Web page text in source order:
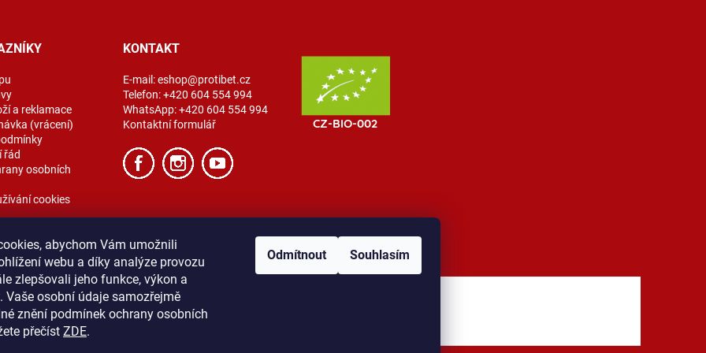
abychom Vám umožnili
webu a díky analýze provozu
zlepšovali jeho funkce, výkon a
Vaše osobní údaje samozřejmě
znění podmínek ochrany osobních
přečíst ZDE.
Odmítnout Souhlasím
a reklamace
(vrácení)
řád
osobních
cookies
KONTAKT
E-mail:eshop@protibet.cz
Telefon:+420 604 554 994
WhatsApp:+420 604 554 994
Kontaktní formulář
Vše o nákupu Obchodní podmínky